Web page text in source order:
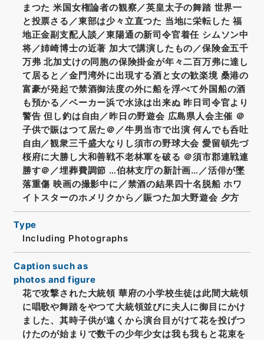
まつた 米国女権論者の観察／英皇太子の舞踏 世界一
と投票さる／東部は少々立直つた 当地に栄転した 福
地正金副支配人談／東陽通の新司令官着任 シムソン中
将／姉崎博士の近著 加大で講演したもの／保険金五千
万弗 北加丈けの同胞の保険掛金が年々二百万弗に達し
て居ると／金門湾外に出現する酒と女の歓楽境 桑港の
富豪が発起で禁酒御法度の外に船を浮べて外国船の酒
も預かる／ベーカー浜で水泳は出来ぬ 昨日司令官より
警告 但し釣は自由／昨日の野遊会 広島県人会主催 ＠
子供で賑はつて居た＠／牛男当市で出演 何んでも呑吐
自由／観衆三千盛大なりし須市の野球大会 愛留頓先づ
桜府に大勝し大和善戦不老林軍を破る ＠須市郡連戦連
勝す＠／埋葬費調節 …伯林支庁の新計画…／活俳が墜
落重傷 映画の撮影中に／禁酒の結果四十名脱船 ホワ
イトスターのホメリクから／賑つた加大野遊会 夕方
Type
Including Photographs
Caption such as
photos and figure
花で攻撃された大統領 華府の小学校生徒は此間大統領
に唱歌や舞踏をやつて大統領並びに夫人に御目にかけ
ました、其時子供が遠くから演台目がけて花を投げつ
けたのが始まりで数千の少年少女は我も我もと花束を